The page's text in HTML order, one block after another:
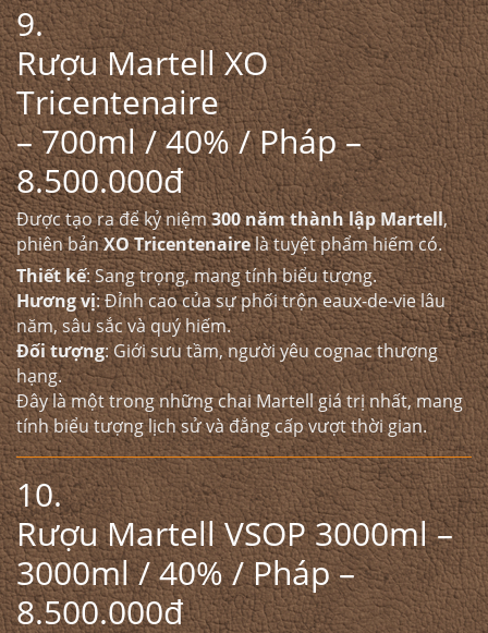
9.
Rượu Martell XO
Tricentenaire
– 700ml / 40% / Pháp –
8.500.000đ
Được tạo ra để kỷ niệm300 năm thành lập Martell,
phiên bảnXO Tricentenairelà tuyệt phẩm hiếm có.
Thiết kế: Sang trọng, mang tính biểu tượng.
Hương vị: Đỉnh cao của sự phối trộn eaux-de-vie lâu
năm, sâu sắc và quý hiếm.
Đối tượng: Giới sưu tầm, người yêu cognac thượng
hạng.
Đây là một trong những chai Martell giá trị nhất, mang
tính biểu tượng lịch sử và đẳng cấp vượt thời gian.
10.
Rượu Martell VSOP 3000ml–
3000ml / 40% / Pháp –
8.500.000đ